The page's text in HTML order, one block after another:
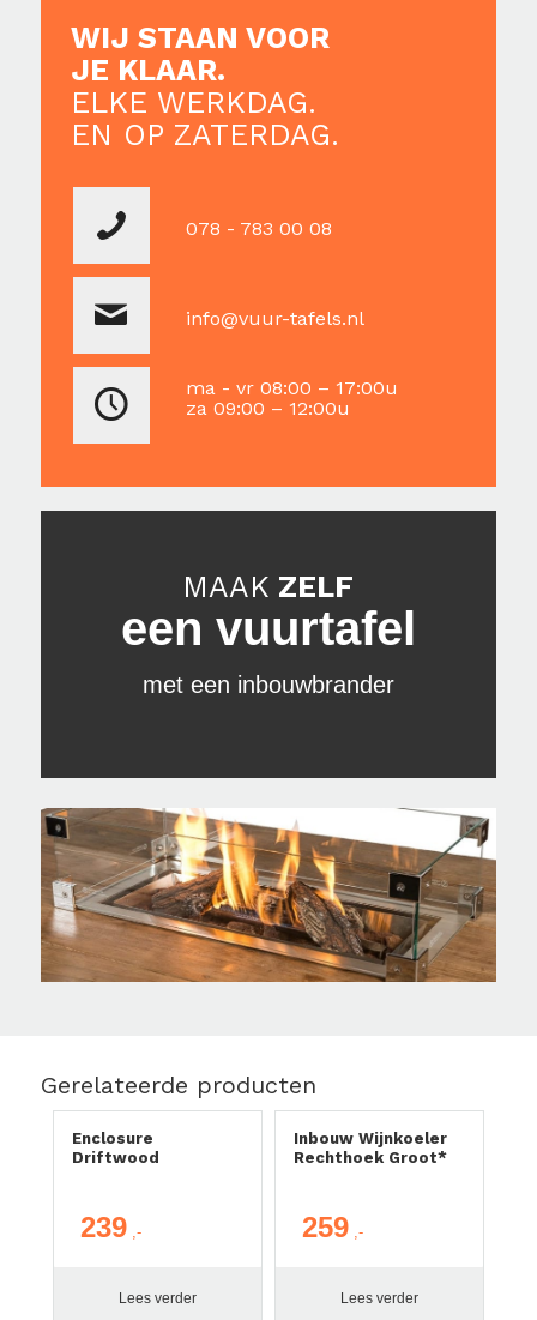
WIJ STAAN VOOR
JE KLAAR.
ELKE WERKDAG.
EN OP ZATERDAG.
078 - 783 00 08
info@vuur-tafels.nl
ma - vr 08:00 – 17:00u
za 09:00 – 12:00u
MAAK ZELF
een vuurtafel
met een inbouwbrander
Gerelateerde producten
Enclosure
Driftwood
239
Lees verder
Inbouw Wijnkoeler
Rechthoek Groot*
259
Lees verder